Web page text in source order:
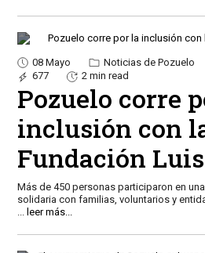
08 Mayo Noticias de Pozuelo
677
2 min read
Pozuelo corre
inclusión con
Fundación
Más de 450 personas participaron en
solidaria con familias, voluntarios y
... leer más...